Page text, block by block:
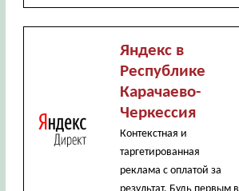
Яндекс в
Республике
Карачаево-
Черкессия
Контекстная и
таргетированная
реклама с оплатой за